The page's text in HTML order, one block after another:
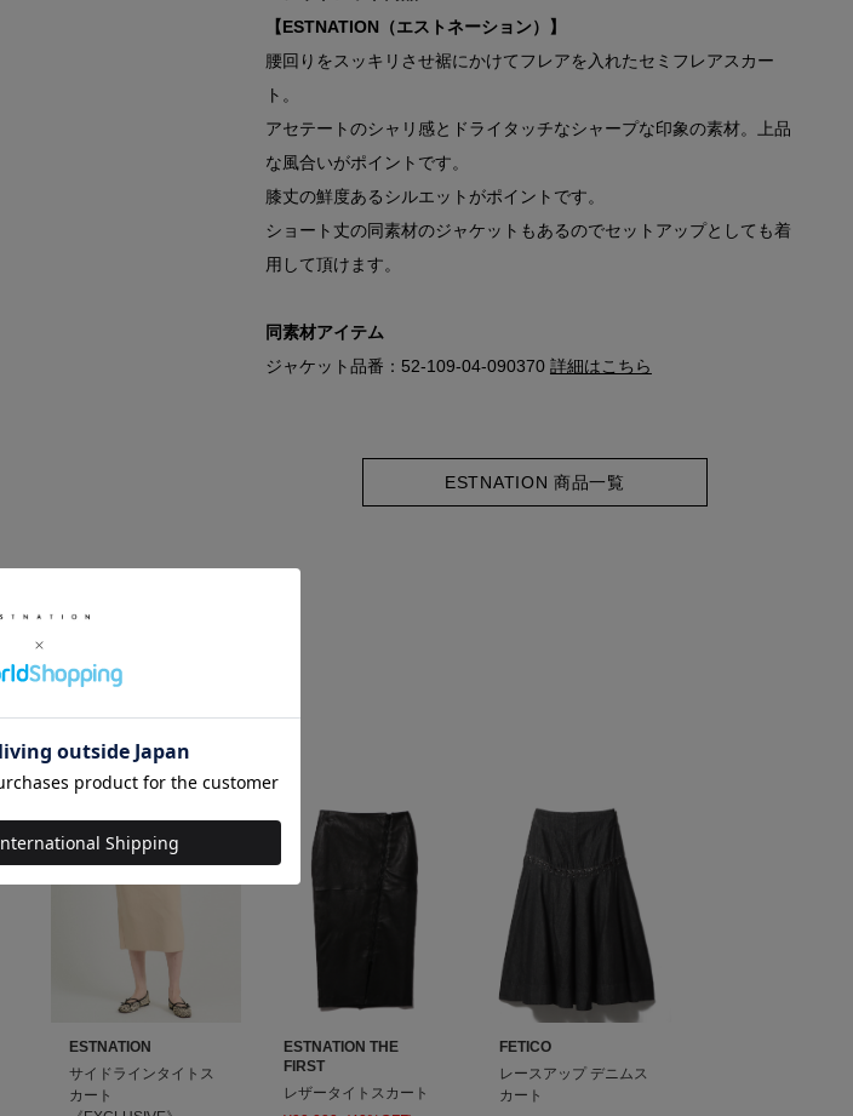
【ESTNATION（エストネーション）】
腰回りをスッキリさせ裾にかけてフレアを入れたセミフレアスカー
ト。
アセテートのシャリ感とドライタッチなシャープな印象の素材。上品
な風合いがポイントです。
膝丈の鮮度あるシルエットがポイントです。
ショート丈の同素材のジャケットもあるのでセットアップとしても着
用して頂けます。
同素材アイテム
ジャケット品番：52-109-04-090370 詳細はこちら
ESTNATION 商品一覧
ESTNATION
サイドラインタイトス
カート
ESTNATION THE
FIRST
レザータイトスカート
FETICO
レースアップ デニムス
カート